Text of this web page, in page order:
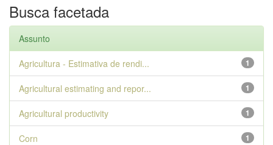
Busca facetada
Assunto
1
Agricultura - Estimativa de rendi...
1
Agricultural estimating and repor...
1
Agricultural productivity
1
Corn